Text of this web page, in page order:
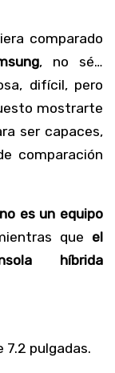
comparado
, no sé…
difícil, pero
mostrarte
ser capaces,
comparación
es un equipo
que el
híbrida
7.2 pulgadas.